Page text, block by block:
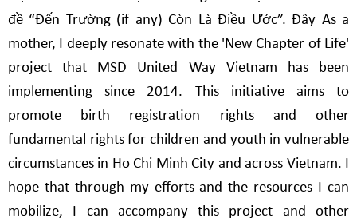
đề “Đến Trường (if any) Còn Là Điều Ước”.Đây As a
mother, I deeply resonate with the 'New Chapter of Life'
project that MSD United Way Vietnam has been
implementing since 2014. This initiative aims to
promote birth registration rights and other
fundamental rights for children and youth in vulnerable
circumstances in Ho Chi Minh City and across Vietnam. I
hope that through my efforts and the resources I can
mobilize, I can accompany this project and other